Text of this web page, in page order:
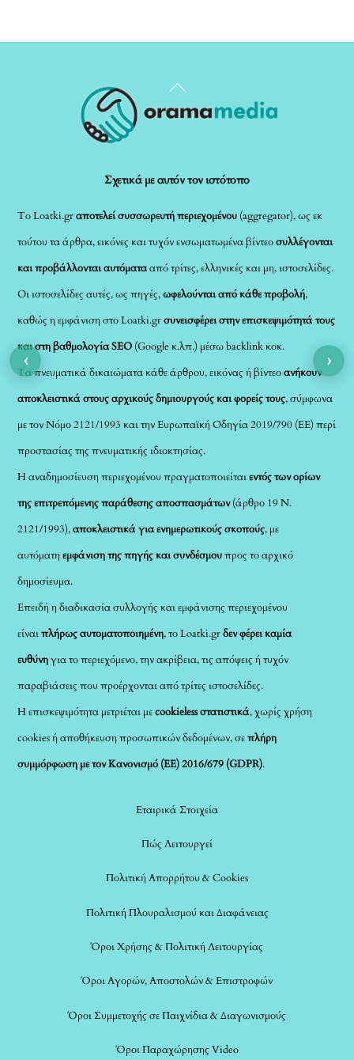
Back
To
Σχετικά με αυτόν τον ιστότοπο
Το Loatki.grαποτελεί συσσωρευτή περιεχομένου (aggregator), ως εκ
τούτου τα άρθρα, εικόνες και τυχόν ενσωματωμένα βίντεοσυλλέγονται
και προβάλλονται αυτόματααπό τρίτες, ελληνικές και μη, ιστοσελίδες.
Οι ιστοσελίδες αυτές, ως πηγές,ωφελούνται από κάθε προβολή,
καθώς η εμφάνιση στο Loatki.grσυνεισφέρει στην επισκεψιμότητά τους
και στη βαθμολογία SEO (Google κ.λπ.) μέσω backlink κοκ.
Τα πνευματικά δικαιώματα κάθε άρθρου, εικόνας ή βίντεοανήκουν
αποκλειστικά στους αρχικούς δημιουργούς και φορείς τους, σύμφωνα
με τον Νόμο 2121/1993 και την Ευρωπαϊκή Οδηγία 2019/790 (ΕΕ) περί
προστασίας της πνευματικής ιδιοκτησίας.
Η αναδημοσίευση περιεχομένου πραγματοποιείταιεντός των ορίων
της επιτρεπόμενης παράθεσης αποσπασμάτων(άρθρο 19 Ν.
2121/1993),αποκλειστικά για ενημερωτικούς σκοπούς, με
αυτόματηεμφάνιση της πηγής και συνδέσμουπρος το αρχικό
δημοσίευμα.
Επειδή η διαδικασία συλλογής και εμφάνισης περιεχομένου
είναιπλήρως αυτοματοποιημένη, το Loatki.grδεν φέρει καμία
ευθύνηγια το περιεχόμενο, την ακρίβεια, τις απόψεις ή τυχόν
παραβιάσεις που προέρχονται από τρίτες ιστοσελίδες.
Η επισκεψιμότητα μετριέται μεcookieless στατιστικά, χωρίς χρήση
cookies ή αποθήκευση προσωπικών δεδομένων, σεπλήρη
συμμόρφωση με τον Κανονισμό (ΕΕ) 2016/679 (GDPR).
Εταιρικά Στοιχεία
Πώς Λειτουργεί
Πολιτική Απορρήτου & Cookies
Πολιτική Πλουραλισμού και Διαφάνειας
Όροι Χρήσης & Πολιτική Λειτουργίας
Όροι Αγορών, Αποστολών & Επιστροφών
Όροι Συμμετοχής σε Παιχνίδια & Διαγωνισμούς
Όροι Παραχώρησης Video
‹ ›